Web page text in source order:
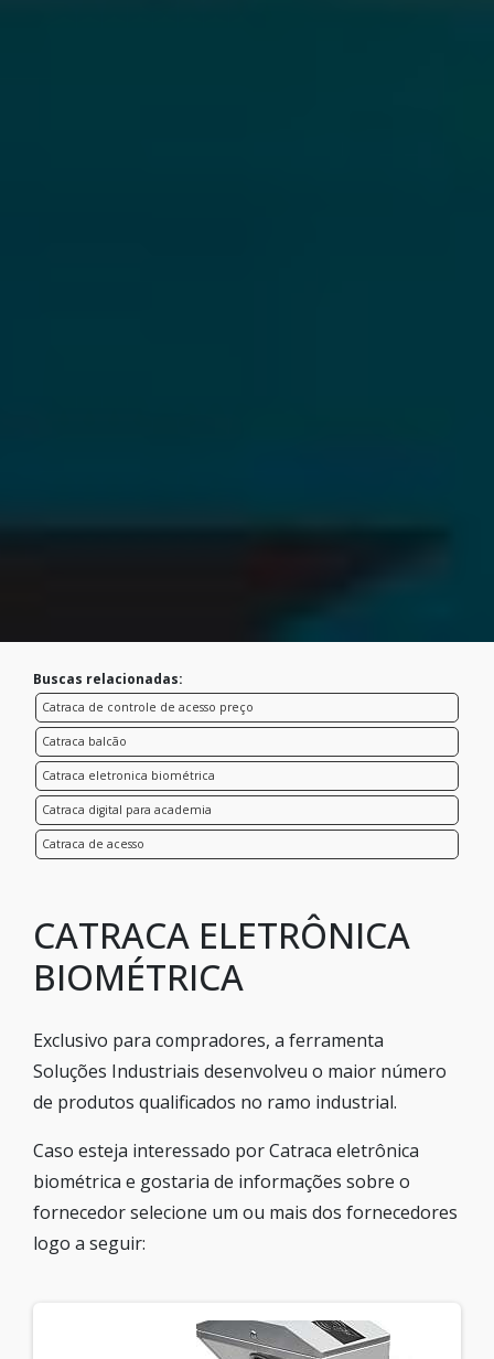
Buscas relacionadas:
Catraca de controle de acesso preço
Catraca balcão
Catraca eletronica biométrica
Catraca digital para academia
Catraca de acesso
CATRACA ELETRÔNICA
BIOMÉTRICA
Exclusivo para compradores, a ferramenta
Soluções Industriais desenvolveu o maior número
de produtos qualificados no ramo industrial.
Caso esteja interessado por Catraca eletrônica
biométrica e gostaria de informações sobre o
fornecedor selecione um ou mais dos fornecedores
logo a seguir: